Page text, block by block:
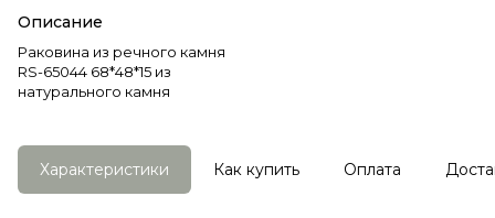
Описание
Раковина из речного камня
RS-65044 68*48*15 из
натурального камня
Характеристики Как купить Оплата